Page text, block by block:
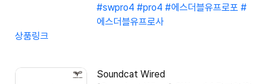
#swpro4 #pro4 #에스더블유프로포 #
에스더블유프로사
상품링크
Soundcat Wired